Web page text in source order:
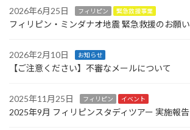
2026年6月25日 フィリピン 緊急救援事業
フィリピン・ミンダナオ地震 緊急救援のお願い
2026年2月10日 お知らせ
【ご注意ください】不審なメールについて
2025年11月25日 フィリピン イベント
2025年9月 フィリピンスタディツアー 実施報告